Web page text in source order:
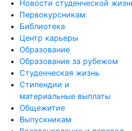
Новости студенческой
Первокурсникам
Библиотека
Центр карьеры
Образование
Образование за рубежом
Студенческая жизнь
Стипендии и
материальные выплаты
Общежитие
Выпускникам